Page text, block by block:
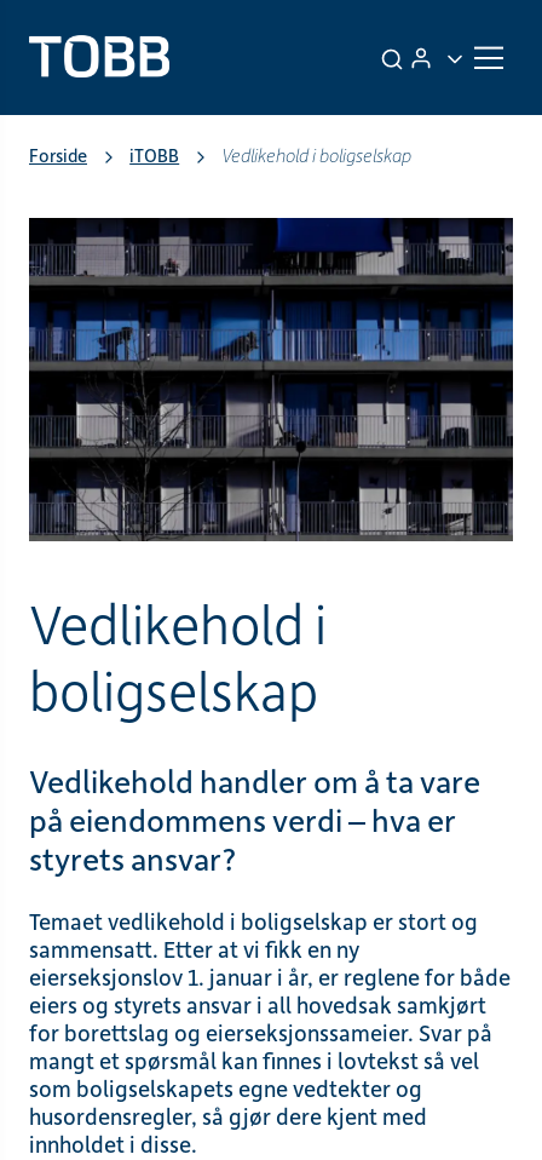
Forside iTOBB Vedlikehold i boligselskap
Vedlikehold i
boligselskap
Vedlikehold handler om å ta vare
på eiendommens verdi – hva er
styrets ansvar?
Temaet vedlikehold i boligselskap er stort og
sammensatt. Etter at vi fikk en ny
eierseksjonslov 1. januar i år, er reglene for både
eiers og styrets ansvar i all hovedsak samkjørt
for borettslag og eierseksjonssameier. Svar på
mangt et spørsmål kan finnes i lovtekst så vel
som boligselskapets egne vedtekter og
husordensregler, så gjør dere kjent med
innholdet i disse.